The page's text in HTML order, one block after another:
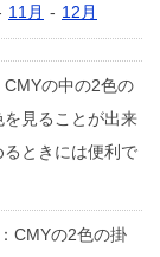
11月 - 12月
CMYの中の2色の
見ることが出来
るときには便利で
：CMYの2色の掛